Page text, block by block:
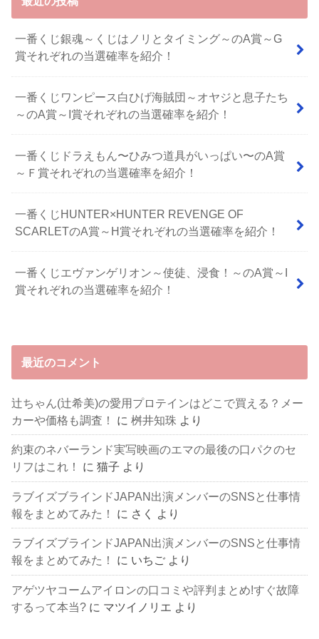
一番くじ銀魂～くじはノリとタイミング～のA賞～G
賞それぞれの当選確率を紹介！
一番くじワンピース白ひげ海賊団～オヤジと息子たち
～のA賞～I賞それぞれの当選確率を紹介！
⼀番くじドラえもん〜ひみつ道具がいっぱい〜のA賞
～Ｆ賞それぞれの当選確率を紹介！
一番くじHUNTER×HUNTER REVENGE OF
SCARLETのA賞～H賞それぞれの当選確率を紹介！
一番くじエヴァンゲリオン～使徒、浸食！～のA賞～I
賞それぞれの当選確率を紹介！
最近のコメント
辻ちゃん(辻希美)の愛用プロテインはどこで買える？メー
カーや価格も調査！
に桝井知珠 より
約束のネバーランド実写映画のエマの最後の口パクのセ
リフはこれ！
に猫子 より
ラブイズブラインドJAPAN出演メンバーのSNSと仕事情
報をまとめてみた！
に さく より
ラブイズブラインドJAPAN出演メンバーのSNSと仕事情
報をまとめてみた！
に いちご より
アゲツヤコームアイロンの口コミや評判まとめ!すぐ故障
するって本当? に マツイノリエ より